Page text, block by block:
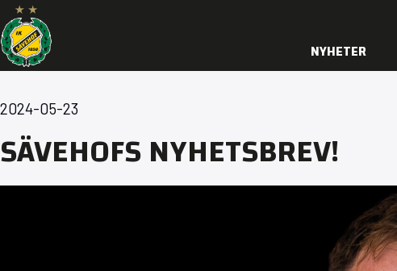
NYHETER
2024-05-23
SÄVEHOFS NYHETSBREV!